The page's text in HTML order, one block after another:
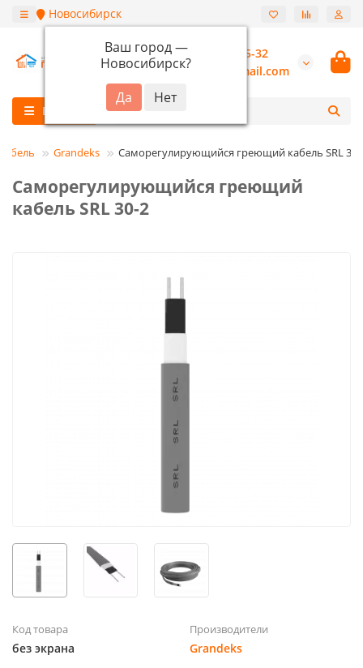
Новосибирск
Ваш город —
Новосибирск?
+7 (913) 987-55-32
burannsk@gmail.com
Каталог
Grandeks Саморегулирующийся греющий кабель SRL 30-
Саморегулирующийся греющий
кабель SRL 30-2
Код товара
без экрана
Производители
Grandeks